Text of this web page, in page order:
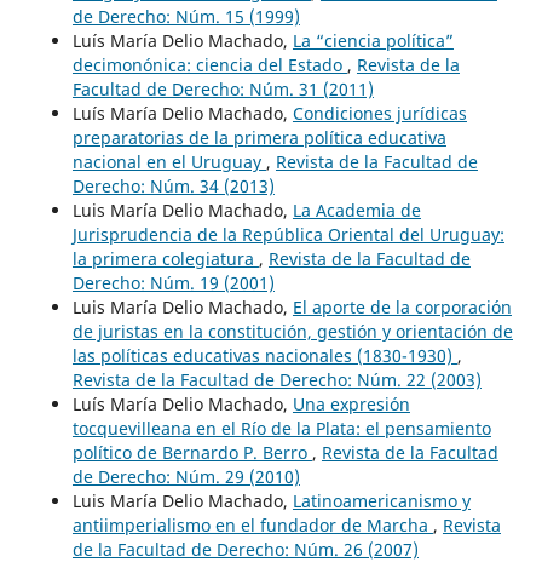
de Derecho: Núm. 15 (1999)
Luís María Delio Machado, La “ciencia política”
decimonónica: ciencia del Estado , Revista de la
Facultad de Derecho: Núm. 31 (2011)
Luís María Delio Machado, Condiciones jurídicas
preparatorias de la primera política educativa
nacional en el Uruguay , Revista de la Facultad de
Derecho: Núm. 34 (2013)
Luis María Delio Machado, La Academia de
Jurisprudencia de la República Oriental del Uruguay:
la primera colegiatura , Revista de la Facultad de
Derecho: Núm. 19 (2001)
Luis María Delio Machado, El aporte de la corporación
de juristas en la constitución, gestión y orientación de
las políticas educativas nacionales (1830-1930) ,
Revista de la Facultad de Derecho: Núm. 22 (2003)
Luís María Delio Machado, Una expresión
tocquevilleana en el Río de la Plata: el pensamiento
político de Bernardo P. Berro , Revista de la Facultad
de Derecho: Núm. 29 (2010)
Luis María Delio Machado, Latinoamericanismo y
antiimperialismo en el fundador de Marcha , Revista
de la Facultad de Derecho: Núm. 26 (2007)